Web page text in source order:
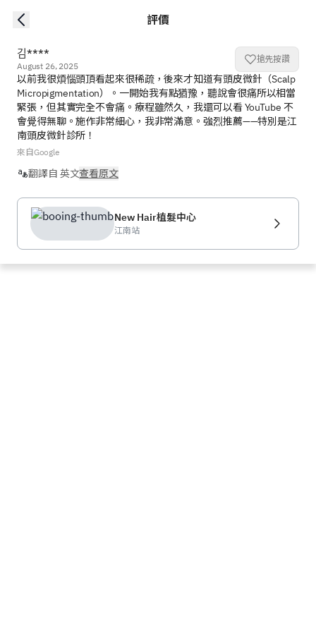
評價
김****
August 26, 2025
搶先按讚
以前我很煩惱頭頂看起來很稀疏，後來才知道有頭皮微針（Scalp
Micropigmentation）。一開始我有點猶豫，聽說會很痛所以相當
緊張，但其實完全不會痛。療程雖然久，我還可以看 YouTube 不
會覺得無聊。施作非常細心，我非常滿意。強烈推薦——特別是江
南頭皮微針診所！
來自Google
翻譯自 英文查看原文
New Hair植髮中心
江南站